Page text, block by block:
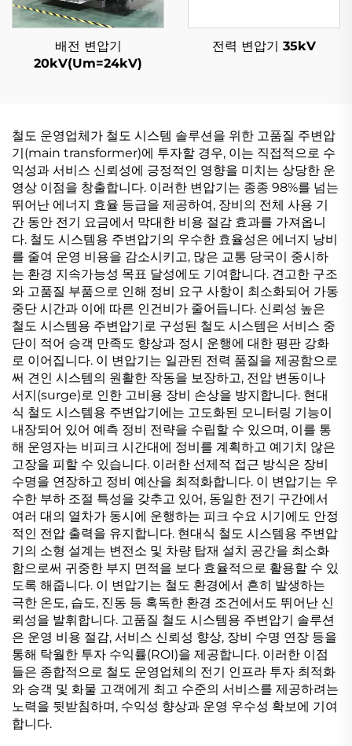
배전 변압기
20kV(Um=24kV)
전력 변압기 35kV
철도 운영업체가 철도 시스템 솔루션을 위한 고품질 주변압
기(main transformer)에 투자할 경우, 이는 직접적으로 수
익성과 서비스 신뢰성에 긍정적인 영향을 미치는 상당한 운
영상 이점을 창출합니다. 이러한 변압기는 종종 98%를 넘는
뛰어난 에너지 효율 등급을 제공하여, 장비의 전체 사용 기
간 동안 전기 요금에서 막대한 비용 절감 효과를 가져옵니
다. 철도 시스템용 주변압기의 우수한 효율성은 에너지 낭비
를 줄여 운영 비용을 감소시키고, 많은 교통 당국이 중시하
는 환경 지속가능성 목표 달성에도 기여합니다. 견고한 구조
와 고품질 부품으로 인해 정비 요구 사항이 최소화되어 가동
중단 시간과 이에 따른 인건비가 줄어듭니다. 신뢰성 높은
철도 시스템용 주변압기로 구성된 철도 시스템은 서비스 중
단이 적어 승객 만족도 향상과 정시 운행에 대한 평판 강화
로 이어집니다. 이 변압기는 일관된 전력 품질을 제공함으로
써 견인 시스템의 원활한 작동을 보장하고, 전압 변동이나
서지(surge)로 인한 고비용 장비 손상을 방지합니다. 현대
식 철도 시스템용 주변압기에는 고도화된 모니터링 기능이
내장되어 있어 예측 정비 전략을 수립할 수 있으며, 이를 통
해 운영자는 비피크 시간대에 정비를 계획하고 예기치 않은
고장을 피할 수 있습니다. 이러한 선제적 접근 방식은 장비
수명을 연장하고 정비 예산을 최적화합니다. 이 변압기는 우
수한 부하 조절 특성을 갖추고 있어, 동일한 전기 구간에서
여러 대의 열차가 동시에 운행하는 피크 수요 시기에도 안정
적인 전압 출력을 유지합니다. 현대식 철도 시스템용 주변압
기의 소형 설계는 변전소 및 차량 탑재 설치 공간을 최소화
함으로써 귀중한 부지 면적을 보다 효율적으로 활용할 수 있
도록 해줍니다. 이 변압기는 철도 환경에서 흔히 발생하는
극한 온도, 습도, 진동 등 혹독한 환경 조건에서도 뛰어난 신
뢰성을 발휘합니다. 고품질 철도 시스템용 주변압기 솔루션
은 운영 비용 절감, 서비스 신뢰성 향상, 장비 수명 연장 등을
통해 탁월한 투자 수익률(ROI)을 제공합니다. 이러한 이점
들은 종합적으로 철도 운영업체의 전기 인프라 투자 최적화
와 승객 및 화물 고객에게 최고 수준의 서비스를 제공하려는
노력을 뒷받침하며, 수익성 향상과 운영 우수성 확보에 기여
합니다.